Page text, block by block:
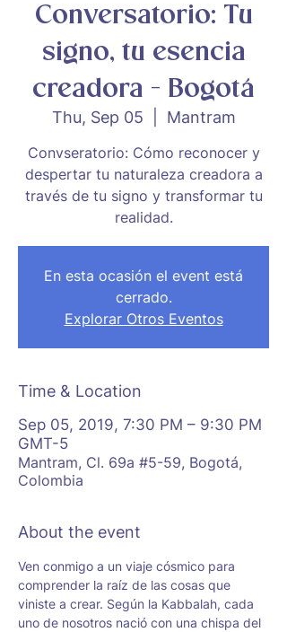
Conversatorio: Tu
signo, tu esencia
creadora - Bogotá
Thu, Sep 05 Mantram
Convseratorio: Cómo reconocer y
despertar tu naturaleza creadora a
través de tu signo y transformar tu
realidad.
En esta ocasión el event está
cerrado.
Explorar Otros Eventos
Time & Location
Sep 05, 2019, 7:30 PM – 9:30 PM
GMT-5
Mantram, Cl. 69a #5-59, Bogotá,
Colombia
About the event
Ven conmigo a un viaje cósmico para
comprender la raíz de las cosas que
viniste a crear. Según la Kabbalah, cada
uno de nosotros nació con una chispa del